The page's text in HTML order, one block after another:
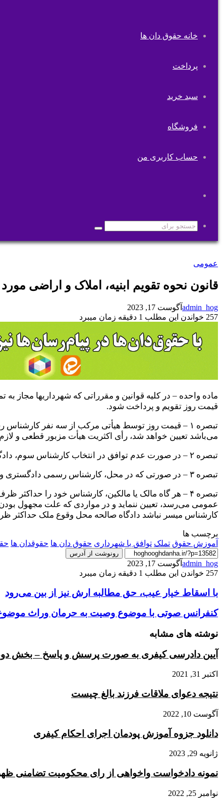
خانه حقوق دان ها
پرداخت
سبد خرید
فروشگاه
حساب کاربری من
پوسته
جستجو
برای
عمومی
قانون نحوه تقویم ابنیه، املاک و اراضی مورد
admin_hog آگوست 17, 2023
257 خواندن این مطلب 1 دقیقه زمان میبرد
ماده واحده – در کلیه قوانین و مقرراتی که شهرداریها مجاز
قیمت روز تقویم و پرداخت شود.
‌تبصره ۱ – قیمت روز توسط هیأتی مرکب از سه نفر
می‌باشد تعیین خواهد شد، رأی اکثریت هیأت مزبور قطعی و
‌تبصره ۲ – در صورت عدم توافق در انتخاب کارشناس سوم، دادگاه صالح محل وقوع ملک، اقدام به معرفی کارشناس خواهد نمود.
‌تبصره ۳ – در صورتی که در محل، کارشناس رسمی دادگستری وجود نداشته باشد طبق ماده ۲۹ قانون کارشناسان رسمی مصوب ۱۳۱۷ عمل‌خواهد شد.
‌تبصره ۴ – هر گاه مالک یا مالکین، کارشناس خود را
عمومی می‌رسد، تعیین ننماید و در مواردی که علت مجهول
کارشناس میسر نباشد دادگاه صالحه‌ محل وقوع ملک حداکثر ظرف ۱۵ روز از تاریخ مراجعه (‌شهرداریها) به دادگاه نسبت به تعیین کارشناس اقدام
برچسب ها
آموزش حقوق تملک توافق با شهرداری حقوق دان ها حقوقدان ها
رونوشت از آدرس
admin_hog آگوست 17, 2023
257 خواندن این مطلب 1 دقیقه زمان میبرد
با
خیار
عیب،
حق
مطالبه
ارش
نیز
از
بین
با اسقاط خیار عیب، حق مطالبه ارش نیز از بین می‌رود
کنفرانس
صوتی
با
موضوع
وصیت
به
حرمان
وراث
ماده
۸۳۷
قانون
مدنی
کنفرانس صوتی با موضوع وصیت به حرمان وراث موضوع ماده ۸۳۷
نوشته های مشابه
آیین دادرسی کیفری به صورت پرسش و پاسخ – بخش
اکتبر 31, 2021
نتیجه دعوای ملاقات فرزند بالغ چیست
آگوست 10, 2022
دانلود جزوه آموزش پودمان اجرای احکام کیفری
ژانویه 29, 2023
نمونه دادخواست واخواهی از رای محکومیت تضامنی
نوامبر 25, 2022